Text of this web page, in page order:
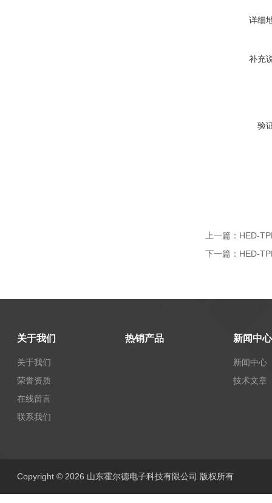
详细
补充
验
上一篇： HED-
下一篇： HED-
关于我们
关于我们
荣誉资质
在线留言
联系我们
热销产品 新闻中心
新闻中心
技术文章
Copyright © 2026 山东霍尔德电子科技有限公司 版权所有